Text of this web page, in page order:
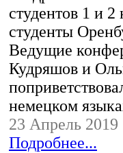
студентов 1 и
студенты
Ведущие
Кудряшов и
немецком
23 Апрель 2019
Подробнее...